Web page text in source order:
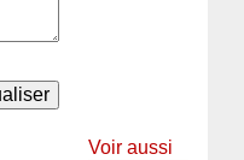
Voir aussi